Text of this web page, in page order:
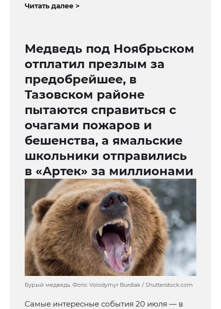
Читать далее >
Медведь под Ноябрьском
отплатил презлым за
предобрейшее, в
Тазовском районе
пытаются справиться с
очагами пожаров и
бешенства, а ямальские
школьники отправились
в «Артек» за миллионами
Бурый медведь. Фото: Volodymyr Burdiak / Shutterstock.com
Самые интересные события 20 июля — в